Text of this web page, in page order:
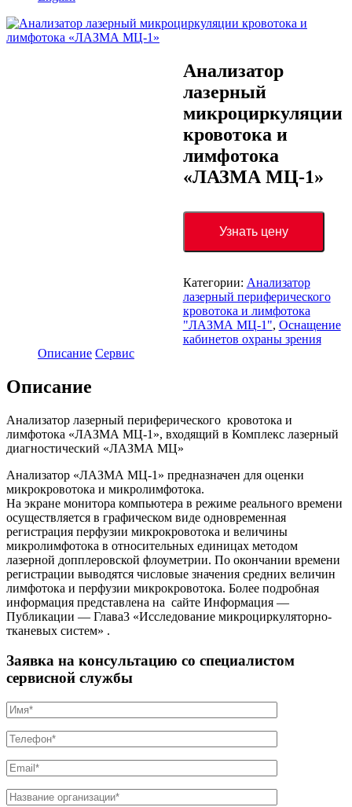
Анализатор
лазерный
микроциркуляции
кровотока и
лимфотока
«ЛАЗМА МЦ-1»
Узнать цену
Категории: Анализатор
лазерный периферического
кровотока и лимфотока
"ЛАЗМА МЦ-1", Оснащение
кабинетов охраны зрения
Описание Сервис
Описание
Анализатор лазерный периферического кровотока и
лимфотока «ЛАЗМА МЦ-1», входящий в Комплекс лазерный
диагностический «ЛАЗМА МЦ»
Анализатор «ЛАЗМА МЦ-1» предназначен для оценки
микрокровотока и микролимфотока.
На экране монитора компьютера в режиме реального времени
осуществляется в графическом виде одновременная
регистрация перфузии микрокровотока и величины
микролимфотока в относительных единицах методом
лазерной допплеровской флоуметрии. По окончании времени
регистрации выводятся числовые значения средних величин
лимфотока и перфузии микрокровотока. Более подробная
информация представлена на сайте Информация —
Публикации — Глава3 «Исследование микроциркуляторно-
тканевых систем» .
Заявка на консультацию со специалистом
сервисной службы